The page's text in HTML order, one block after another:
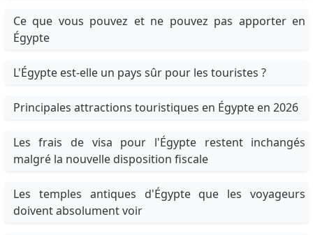
Ce que vous pouvez et ne pouvez pas apporter en
Égypte
L'Égypte est-elle un pays sûr pour les touristes ?
Principales attractions touristiques en Égypte en 2026
Les frais de visa pour l'Égypte restent inchangés
malgré la nouvelle disposition fiscale
Les temples antiques d'Égypte que les voyageurs
doivent absolument voir